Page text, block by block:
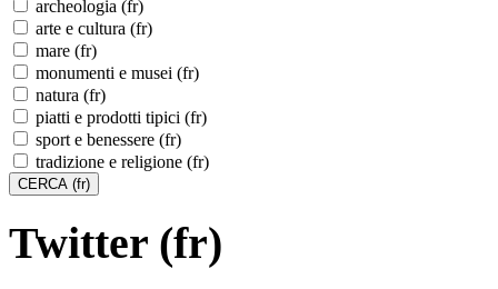
archeologia (fr)
arte e cultura (fr)
mare (fr)
monumenti e musei (fr)
natura (fr)
piatti e prodotti tipici (fr)
sport e benessere (fr)
tradizione e religione (fr)
Twitter (fr)